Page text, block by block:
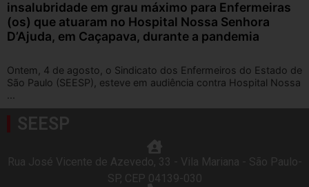
insalubridade em grau máximo para Enfermeiras
(os) que atuaram no Hospital Nossa Senhora
D’Ajuda, em Caçapava, durante a pandemia
Ontem, 4 de agosto, o Sindicato dos Enfermeiros do Estado de
São Paulo (SEESP), esteve em audiência contra Hospital Nossa
SEESP
Rua José Vicente de Azevedo, 33 - Vila Mariana - São Paulo-
SP, CEP 04139-030